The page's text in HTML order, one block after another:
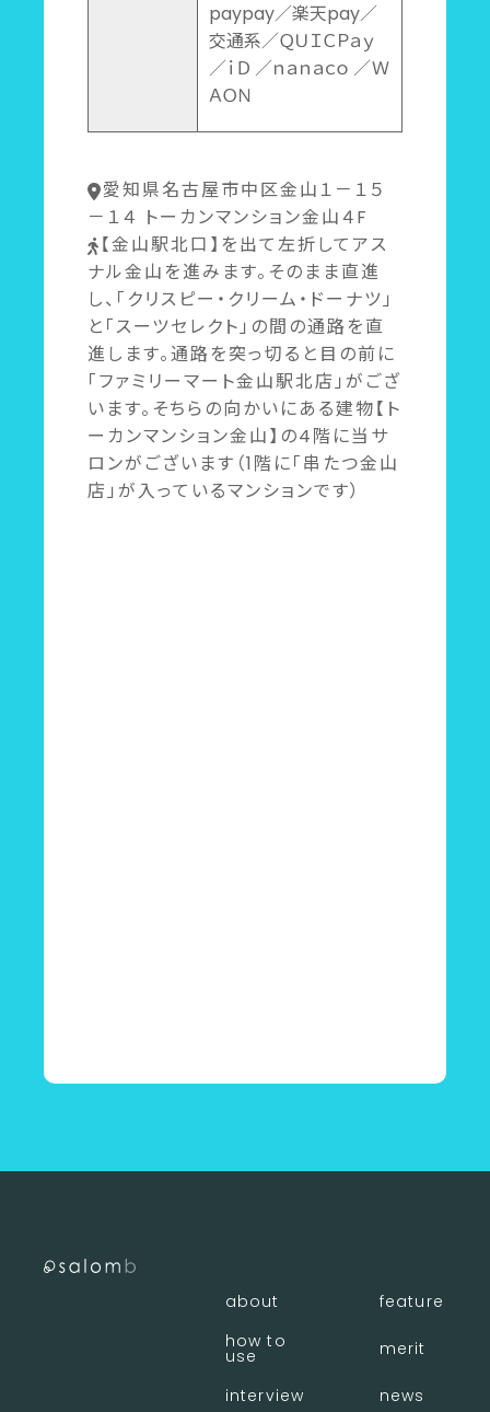
paypay／楽天pay／
交通系／ＱＵＩＣＰａｙ
／ｉＤ ／ｎａｎａｃｏ ／Ｗ
ＡＯＮ
愛知県名古屋市中区金山１－１５
－１４ トーカンマンション金山４F
【金山駅北口】を出て左折してアス
ナル金山を進みます。そのまま直進
し、「クリスピー・クリーム・ドーナツ」
と「スーツセレクト」の間の通路を直
進します。通路を突っ切ると目の前に
「ファミリーマート金山駅北店」がござ
います。そちらの向かいにある建物【ト
ーカンマンション金山】の4階に当サ
ロンがございます（1階に「串たつ金山
店」が入っているマンションです）
about
feature
how to
use merit
interview news